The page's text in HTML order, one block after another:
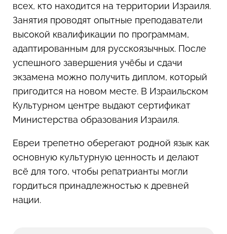
всех, кто находится на территории Израиля.
Занятия проводят опытные преподаватели
высокой квалификации по программам,
адаптированным для русскоязычных. После
успешного завершения учёбы и сдачи
экзамена можно получить диплом, который
пригодится на новом месте. В Израильском
Культурном центре выдают сертификат
Министерства образования Израиля.
Евреи трепетно оберегают родной язык как
основную культурную ценность и делают
всё для того, чтобы репатрианты могли
гордиться принадлежностью к древней
нации.